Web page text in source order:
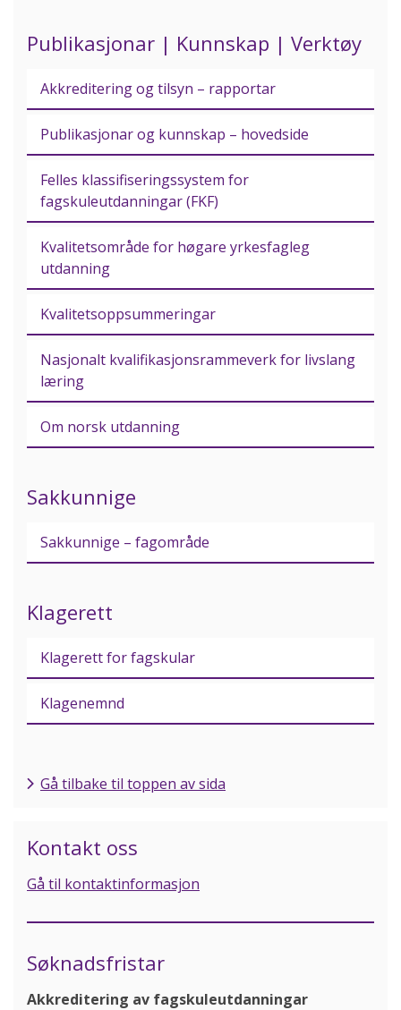
Publikasjonar | Kunnskap | Verktøy
Akkreditering og tilsyn – rapportar
Publikasjonar og kunnskap – hovedside
Felles klassifiseringssystem for
fagskuleutdanningar (FKF)
Kvalitetsområde for høgare yrkesfagleg
utdanning
Kvalitetsoppsummeringar
Nasjonalt kvalifikasjonsrammeverk for livslang
læring
Om norsk utdanning
Sakkunnige
Sakkunnige – fagområde
Klagerett
Klagerett for fagskular
Klagenemnd
Gå tilbake til toppen av sida
Kontakt oss
Gå til kontaktinformasjon
Søknadsfristar
Akkreditering av fagskuleutdanningar